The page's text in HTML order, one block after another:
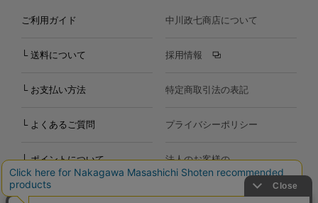
ご利用ガイド
└ 送料について
└ お支払い方法
└ よくあるご質問
└ ポイントについて
個人のお客様の
中川政七商店について
採用情報
特定商取引法の表記
プライバシーポリシー
法人のお客様の
お問い合わせ